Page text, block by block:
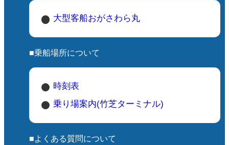
大型客船おがさわら丸
■乗船場所について
時刻表
乗り場案内(竹芝ターミナル)
■よくある質問について